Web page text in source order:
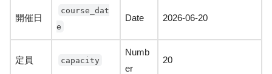
開催日
course_dat
e
Date 2026-06-20
定員 capacity
Numb
er
20